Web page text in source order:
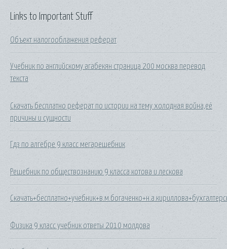
Links to Important Stuff
Объект налогооблажения реферат
Учебник по английскому агабекян страница 200 москва перевод
текста
Скачать бесплатно реферат по истории на тему холодная война,её
причины и сущности
Гдз по алгебре 9 класс мегарешебник
Решебник по обществознанию 9 класса котова и лескова
Физика 9 класс учебник ответы 2010 молдова